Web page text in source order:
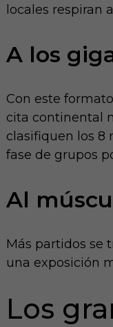
locales respiran
A los
Con este
cita continental
clasifiquen los 8
fase de grupos
Al
Más partidos se
una exposición
Los